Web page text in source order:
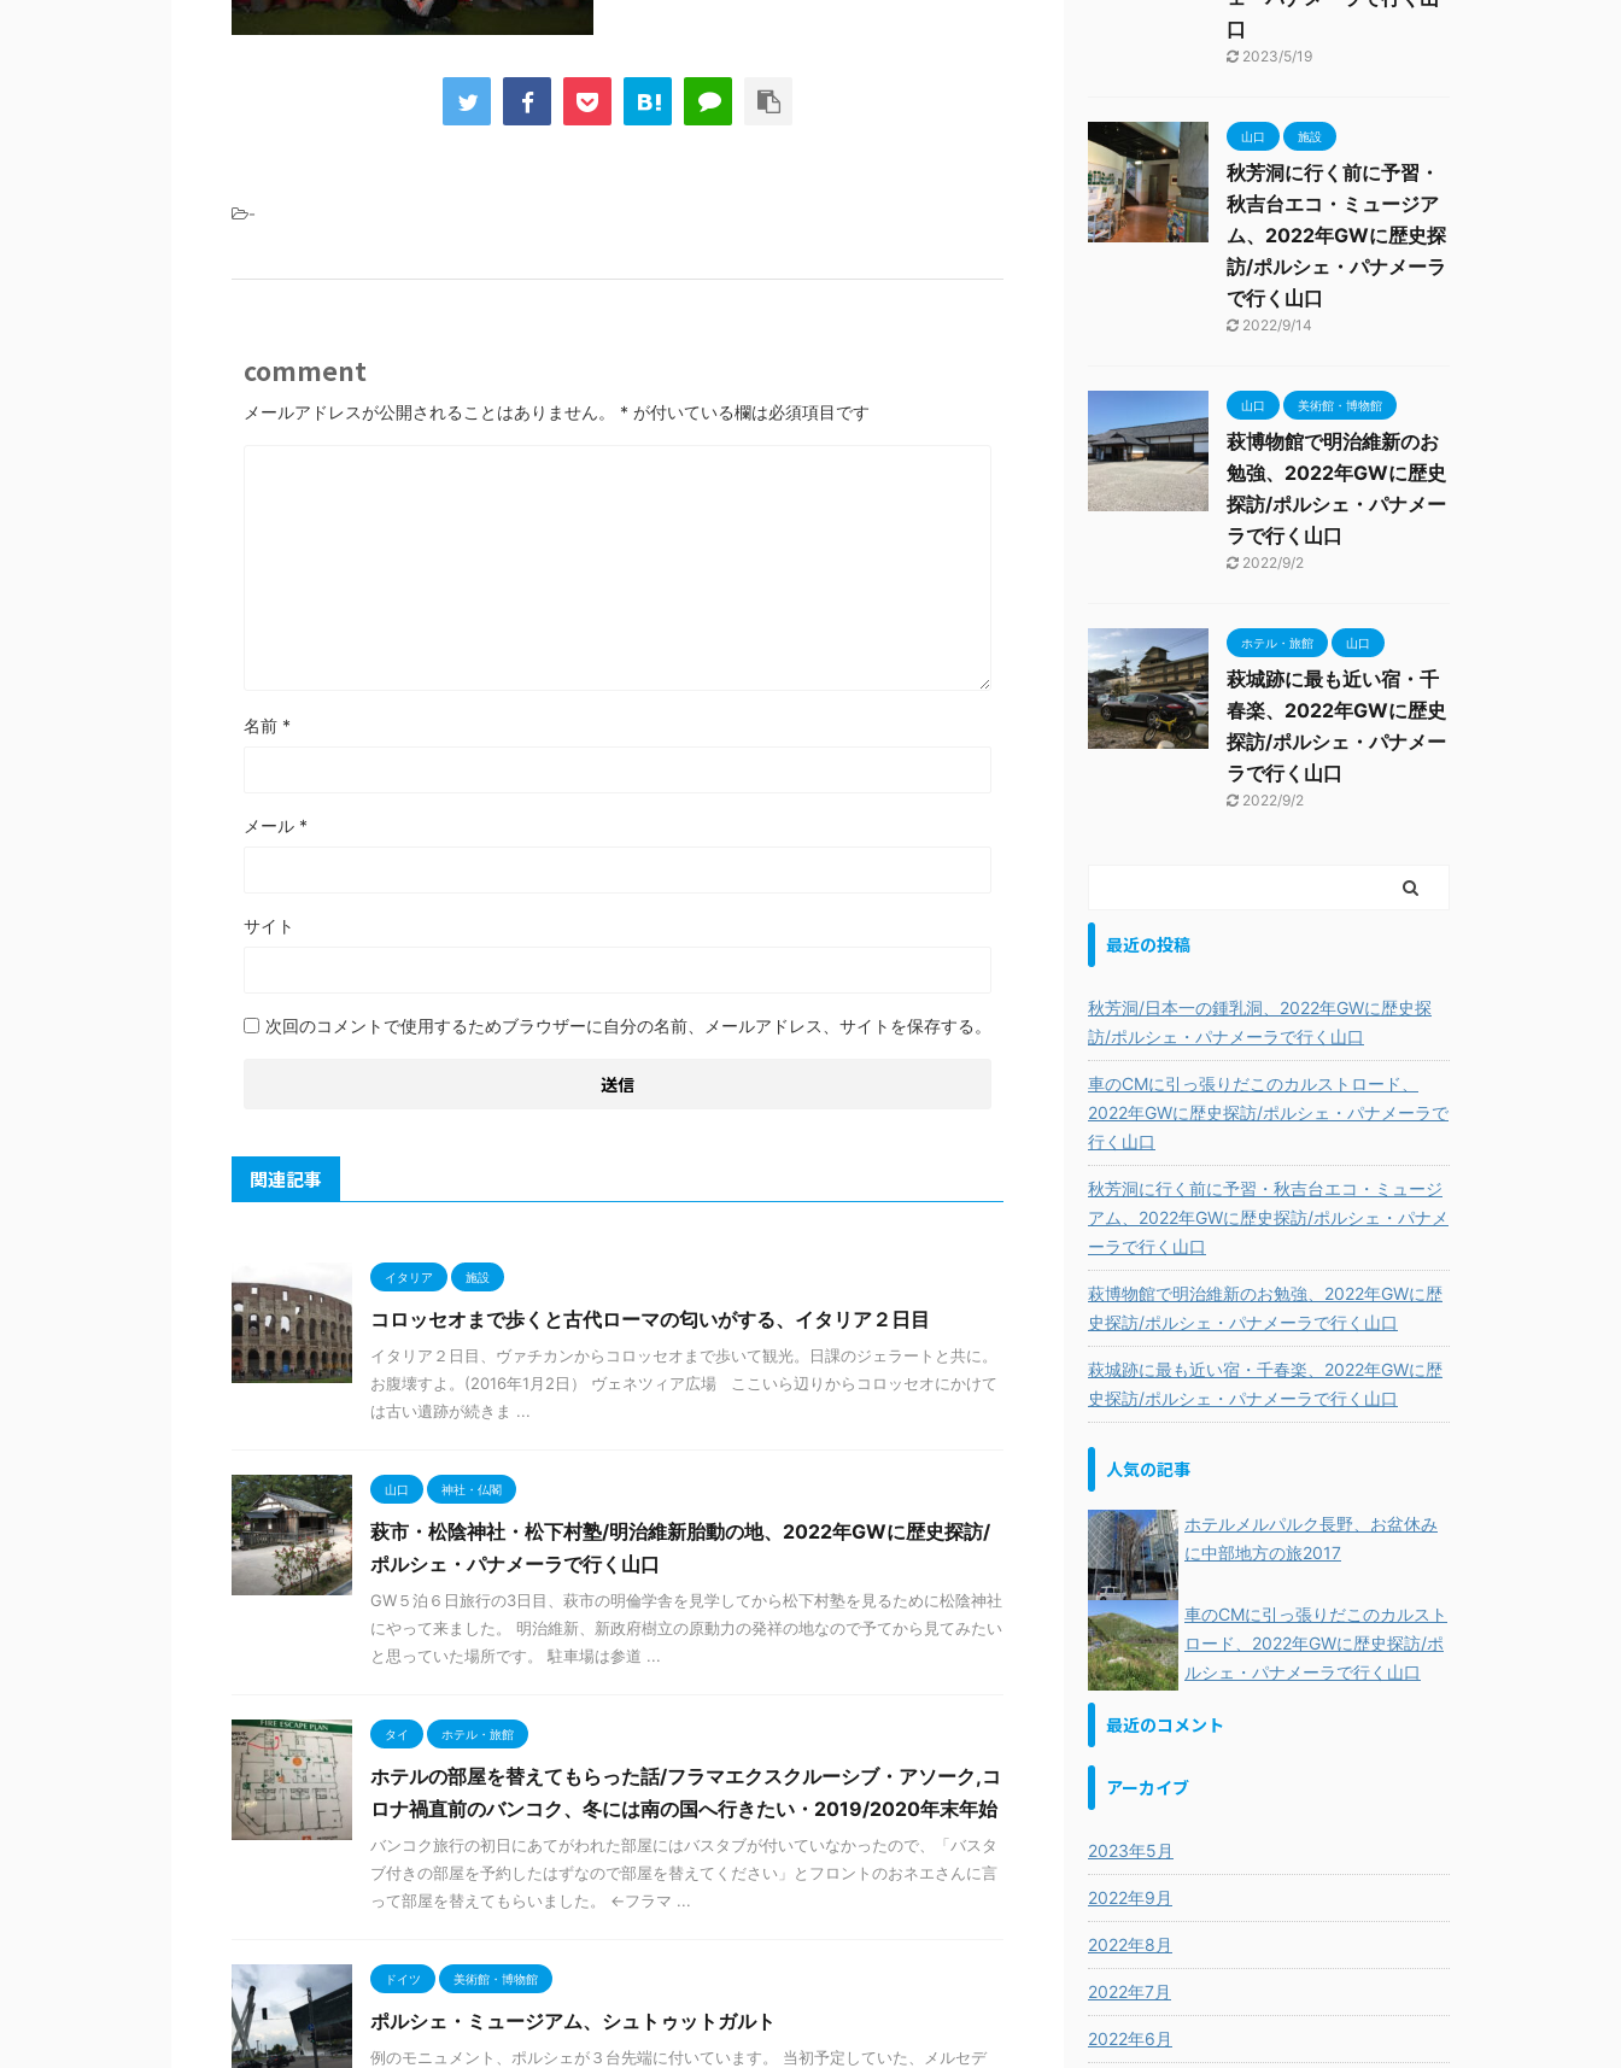
-
comment
メールアドレスが公開されることはありません。 * が付いている欄は必須項目です
名前 *
メール *
サイト
次回のコメントで使用するためブラウザーに自分の名前、メールアドレス、サイトを保存する。
関連記事
イタリア 施設
コロッセオまで歩くと古代ローマの匂いがする、イタリア２日目
イタリア２日目、ヴァチカンからコロッセオまで歩いて観光。日課のジェラートと共に。
お腹壊すよ。(2016年1月2日） ヴェネツィア広場 ここいら辺りからコロッセオにかけて
は古い遺跡が続きま ...
山口 神社・仏閣
萩市・松陰神社・松下村塾/明治維新胎動の地、2022年GWに歴史探訪/
ポルシェ・パナメーラで行く山口
GW５泊６日旅行の3日目、萩市の明倫学舎を見学してから松下村塾を見るために松陰神社
にやって来ました。 明治維新、新政府樹立の原動力の発祥の地なので予てから見てみたい
と思っていた場所です。 駐車場は参道 ...
タイ ホテル・旅館
ホテルの部屋を替えてもらった話/フラマエクスクルーシブ・アソーク,コ
ロナ禍直前のバンコク、冬には南の国へ行きたい・2019/2020年末年始
バンコク旅行の初日にあてがわれた部屋にはバスタブが付いていなかったので、「バスタ
ブ付きの部屋を予約したはずなので部屋を替えてください」とフロントのおネエさんに言
って部屋を替えてもらいました。 ←フラマ ...
ドイツ 美術館・博物館
ポルシェ・ミュージアム、シュトゥットガルト
例のモニュメント、ポルシェが３台先端に付いています。 当初予定していた、メルセデ
口
2023/5/19
山口 施設
秋芳洞に行く前に予習・
秋吉台エコ・ミュージア
ム、2022年GWに歴史探
訪/ポルシェ・パナメーラ
で行く山口
2022/9/14
山口 美術館・博物館
萩博物館で明治維新のお
勉強、2022年GWに歴史
探訪/ポルシェ・パナメー
ラで行く山口
2022/9/2
ホテル・旅館 山口
萩城跡に最も近い宿・千
春楽、2022年GWに歴史
探訪/ポルシェ・パナメー
ラで行く山口
2022/9/2
最近の投稿
秋芳洞/日本一の鍾乳洞、2022年GWに歴史探
訪/ポルシェ・パナメーラで行く山口
車のCMに引っ張りだこのカルストロード、
2022年GWに歴史探訪/ポルシェ・パナメーラで
行く山口
秋芳洞に行く前に予習・秋吉台エコ・ミュージ
アム、2022年GWに歴史探訪/ポルシェ・パナメ
ーラで行く山口
萩博物館で明治維新のお勉強、2022年GWに歴
史探訪/ポルシェ・パナメーラで行く山口
萩城跡に最も近い宿・千春楽、2022年GWに歴
史探訪/ポルシェ・パナメーラで行く山口
人気の記事
ホテルメルパルク長野、お盆休み
に中部地方の旅2017
車のCMに引っ張りだこのカルスト
ロード、2022年GWに歴史探訪/ポ
ルシェ・パナメーラで行く山口
最近のコメント
アーカイブ
2023年5月
2022年9月
2022年8月
2022年7月
2022年6月